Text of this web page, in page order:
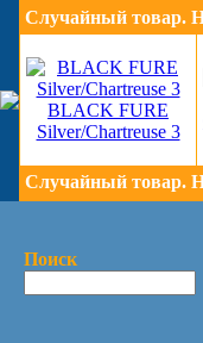
Случайный товар.
BLACK FURE
Silver/Chartreuse 3
Случайный товар.
Поиск